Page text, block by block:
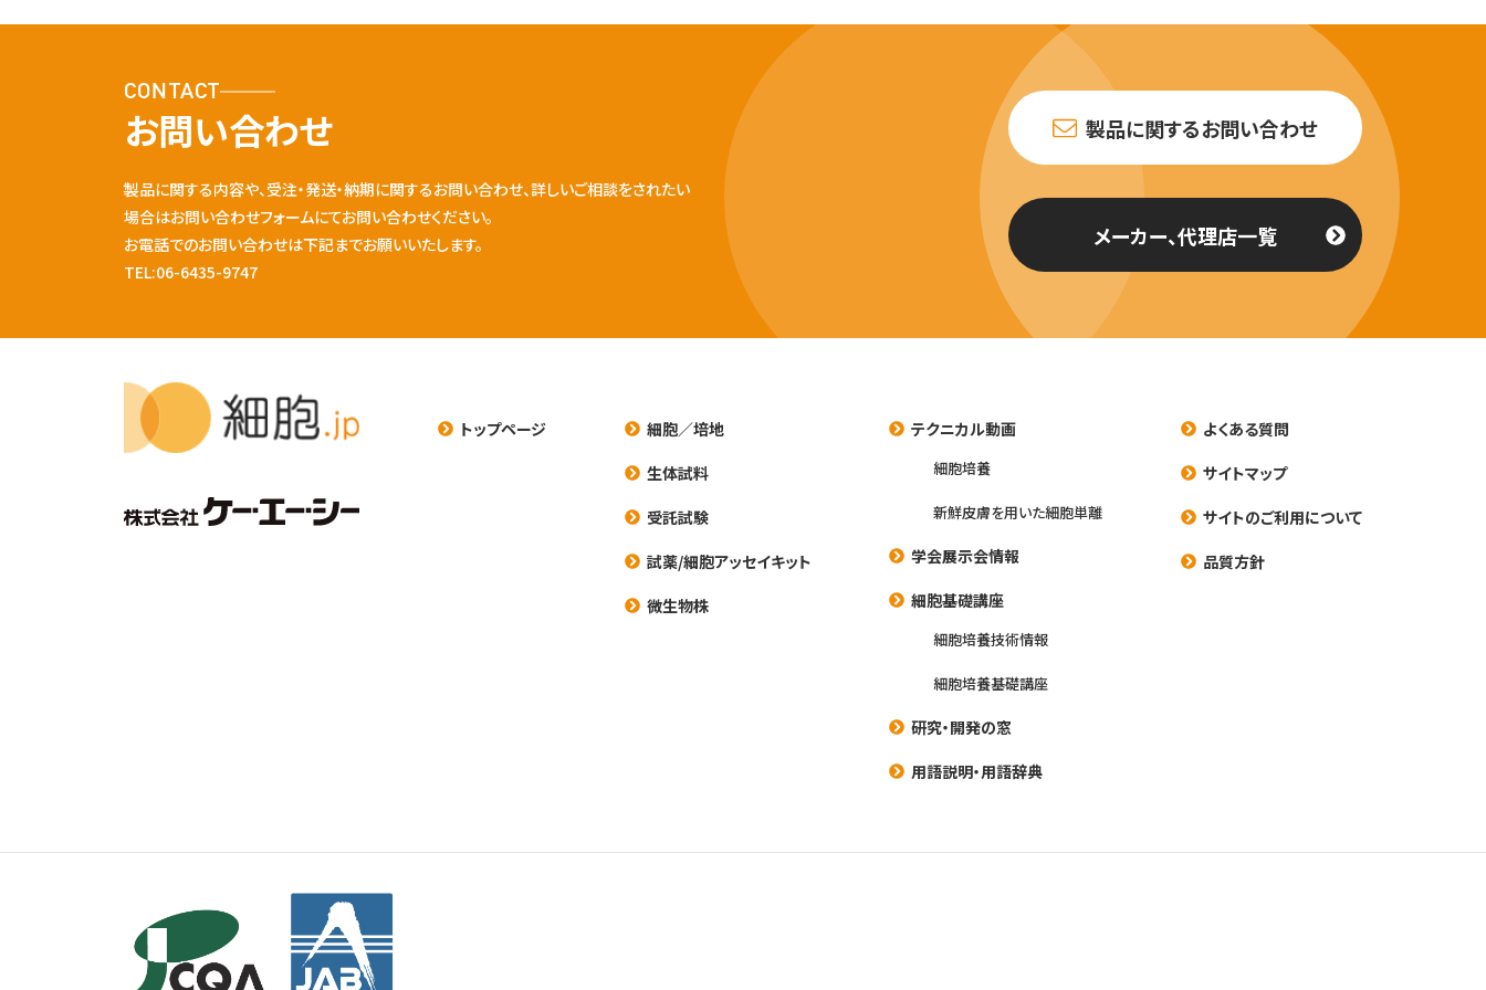
CONTACT
お問い合わせ
製品に関する内容や、受注・発送・納期に関するお問い合わせ、詳しいご相談をされたい
場合はお問い合わせフォームにてお問い合わせください。
お電話でのお問い合わせは下記までお願いいたします。
TEL:06-6435-9747
製品に関するお問い合わせ
メーカー、代理店一覧
トップページ
細胞／培地
生体試料
受託試験
試薬/細胞アッセイキット
微生物株
テクニカル動画
細胞培養
新鮮皮膚を用いた細胞単離
学会展示会情報
細胞基礎講座
細胞培養技術情報
細胞培養基礎講座
研究・開発の窓
用語説明・用語辞典
よくある質問
サイトマップ
サイトのご利用について
品質方針